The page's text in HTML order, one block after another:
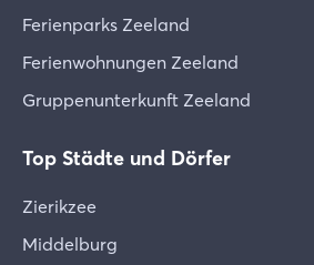
Ferienparks Zeeland
Ferienwohnungen Zeeland
Gruppenunterkunft Zeeland
Top Städte und Dörfer
Zierikzee
Middelburg